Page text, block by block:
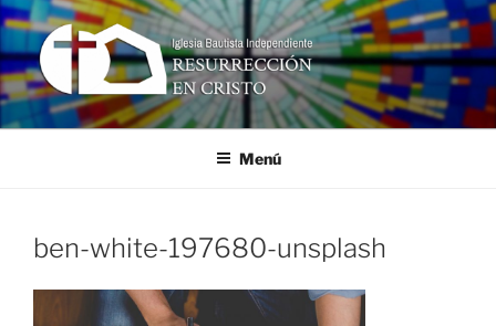
Ir
contenido
RESURRECCIÓN EN CRISTO
Iglesia Bautista Independiente
Menú
ben-white-197680-unsplash